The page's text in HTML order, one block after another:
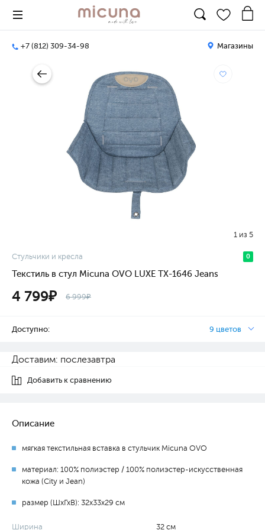
+7 (812) 309-34-98 Магазины
1 из 5
Стульчики и кресла 0
Текстиль в стул Micuna OVO LUXE TX-1646 Jeans
4 799₽ 6 999₽
Доступно: 9 цветов
Доставим: послезавтра
Добавить к сравнению
Описание
мягкая текстильная вставка в стульчик Micuna OVO
материал: 100% полиэстер / 100% полиэстер-искусственная
кожа (City и Jean)
размер (ШхГхВ): 32х33х29 см
Ширина
32 см